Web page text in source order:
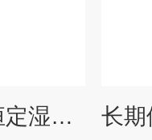
长期供应HS025A恒定湿热试验，/高温试验箱，低温试验箱，环境试验箱，博珍报价